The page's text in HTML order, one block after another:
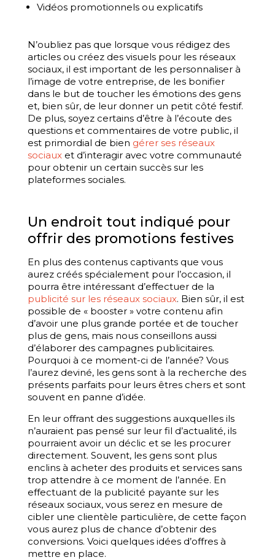
Vidéos promotionnels ou explicatifs
N’oubliez pas que lorsque vous rédigez des
articles ou créez des visuels pour les réseaux
sociaux, il est important de les personnaliser à
l’image de votre entreprise, de les bonifier
dans le but de toucher les émotions des gens
et, bien sûr, de leur donner un petit côté festif.
De plus, soyez certains d’être à l’écoute des
questions et commentaires de votre public, il
est primordial de bien gérer ses réseaux
sociauxet d’interagir avec votre communauté
pour obtenir un certain succès sur les
plateformes sociales.
Un endroit tout indiqué pour
offrir des promotions festives
En plus des contenus captivants que vous
aurez créés spécialement pour l’occasion, il
pourra être intéressant d’effectuer de la
publicité sur les réseaux sociaux. Bien sûr, il est
possible de « booster » votre contenu afin
d’avoir une plus grande portée et de toucher
plus de gens, mais nous conseillons aussi
d’élaborer des campagnes publicitaires.
Pourquoi à ce moment-ci de l’année? Vous
l’aurez deviné, les gens sont à la recherche des
présents parfaits pour leurs êtres chers et sont
souvent en panne d’idée.
En leur offrant des suggestions auxquelles ils
n’auraient pas pensé sur leur fil d’actualité, ils
pourraient avoir un déclic et se les procurer
directement. Souvent, les gens sont plus
enclins à acheter des produits et services sans
trop attendre à ce moment de l’année. En
effectuant de la publicité payante sur les
réseaux sociaux, vous serez en mesure de
cibler une clientèle particulière, de cette façon
vous aurez plus de chance d’obtenir des
conversions. Voici quelques idées d’offres à
mettre en place.